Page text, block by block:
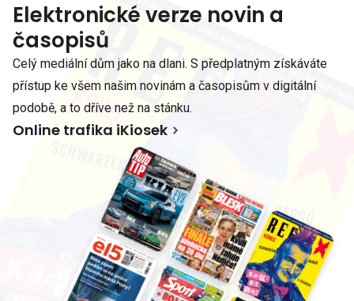
Elektronické verze novin a
časopisů
Celý mediální dům jako na dlani. S předplatným získáváte
přístup ke všem našim novinám a časopisům v digitální
podobě, a to dříve než na stánku.
Online trafika iKiosek